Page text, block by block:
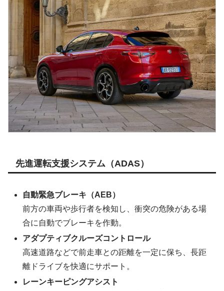
先進運転支援システム（ADAS）
自動緊急ブレーキ（AEB）
前方の車両や歩行者を検知し、衝突の危険がある場
合に自動でブレーキを作動。
アダプティブクルーズコントロール
高速道路などで前走車との距離を一定に保ち、長距
離ドライブを快適にサポート。
レーンキーピングアシスト